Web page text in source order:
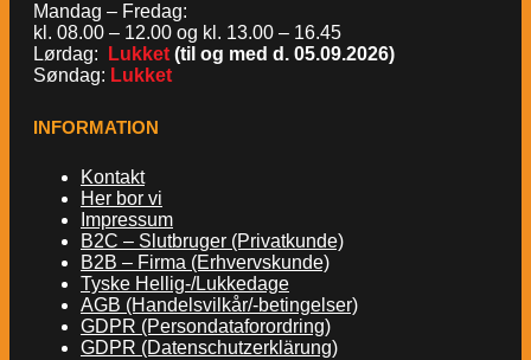
Mandag – Fredag:
kl. 08.00 – 12.00 og kl. 13.00 – 16.45
Lørdag:
Lukket (til og med d. 05.09.2026)
Søndag: Lukket
INFORMATION
Kontakt
Her bor vi
Impressum
B2C – Slutbruger (Privatkunde)
B2B – Firma (Erhvervskunde)
Tyske Hellig-/Lukkedage
AGB (Handelsvilkår/-betingelser)
GDPR (Persondataforordring)
GDPR (Datenschutzerklärung)